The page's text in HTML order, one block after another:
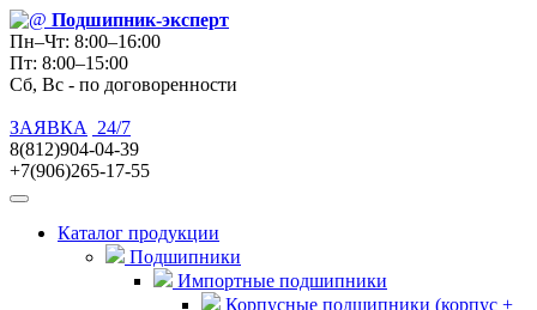
Подшипник-эксперт
Пн–Чт: 8:00–16:00
Пт: 8:00–15:00
Сб, Вс - по договоренности
ЗАЯВКА
24/7
8(812)904-04-39
+7(906)265-17-55
Каталог продукции
Подшипники
Импортные подшипники
Корпусные подшипники (корпус +